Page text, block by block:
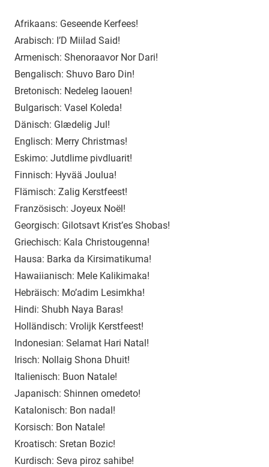
Afrikaans: Geseende Kerfees!
Arabisch: I’D Miilad Said!
Armenisch: Shenoraavor Nor Dari!
Bengalisch: Shuvo Baro Din!
Bretonisch: Nedeleg laouen!
Bulgarisch: Vasel Koleda!
Dänisch: Glædelig Jul!
Englisch: Merry Christmas!
Eskimo: Jutdlime pivdluarit!
Finnisch: Hyvää Joulua!
Flämisch: Zalig Kerstfeest!
Französisch: Joyeux Noël!
Georgisch: Gilotsavt Krist’es Shobas!
Griechisch: Kala Christougenna!
Hausa: Barka da Kirsimatikuma!
Hawaiianisch: Mele Kalikimaka!
Hebräisch: Mo’adim Lesimkha!
Hindi: Shubh Naya Baras!
Holländisch: Vrolijk Kerstfeest!
Indonesian: Selamat Hari Natal!
Irisch: Nollaig Shona Dhuit!
Italienisch: Buon Natale!
Japanisch: Shinnen omedeto!
Katalonisch: Bon nadal!
Korsisch: Bon Natale!
Kroatisch: Sretan Bozic!
Kurdisch: Seva piroz sahibe!